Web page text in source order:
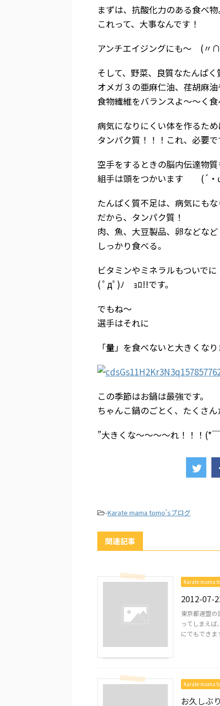
まずは、抗酸化力のある食べ物
これって、大事なんです！
アンチエイジングにも～ (〃
そして、野菜、良質なたんぱく
オメガ３の亜麻仁油、荏胡麻油
食物繊維をバランスよ～～く食
病気になりにくい体を作るた
タンパク質！！！これ、必要で
空手をするときの脳内伝達物
組手は頭をつかいます (´・
たんぱく質不足は、病気にもな
だから、タンパク質！
肉、魚、大豆製品、卵などなど
しっかり食べる。
ビタミンやミネラルもついでに
( ﾟдﾟ)ﾉ ｮﾛ!!です。
でもね～
選手はそれに
「量」を食べないと大きくなり
この季節はお鍋は最強です。
ちゃんこ鍋のごとく、たくさん
”大きくな～～～～れ！！！(*
-Karate mama tomo’sブログ
関連記事
Karate mama
2012-07-
東京都連盟の
ってしまえ
にでもできま
Karate mama
お久し